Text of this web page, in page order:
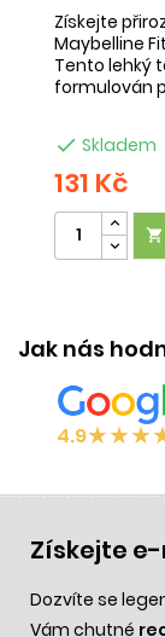
Získejte
Maybelline
Tento lehký
formulován
 Skladem
131 Kč

Jak nás
4.9★★★
Získejte
Dozvíte se
Vám chutné